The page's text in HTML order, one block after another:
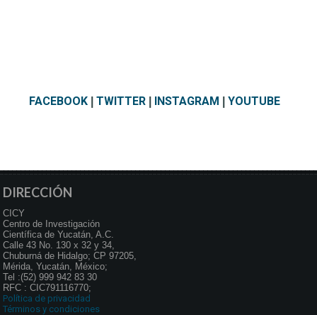
FACEBOOK TWITTER INSTAGRAM YOUTUBE
DIRECCIÓN
CICY
Centro de Investigación
Científica de Yucatán, A.C.
Calle 43 No. 130 x 32 y 34,
Chuburná de Hidalgo; CP 97205,
Mérida, Yucatán, México;
Tel :(52) 999 942 83 30
RFC : CIC791116770;
Política de privacidad
Términos y condiciones